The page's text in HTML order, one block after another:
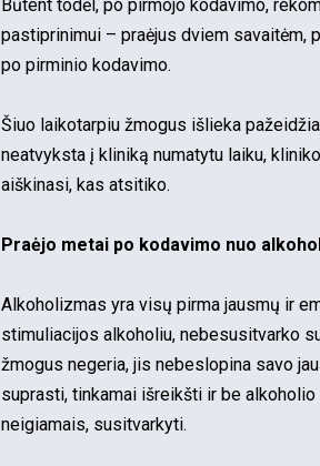
Būtent todėl, po pirmojo kodavimo,
pastiprinimui – praėjus dviem savaitėm,
po pirminio kodavimo.
Šiuo laikotarpiu žmogus išlieka
neatvyksta į kliniką numatytu laiku,
aiškinasi, kas atsitiko.
Praėjo metai po kodavimo nuo
Alkoholizmas yra visų pirma jausmų ir
stimuliacijos alkoholiu, nebesusitvarko
žmogus negeria, jis nebeslopina savo
suprasti, tinkamai išreikšti ir be
neigiamais, susitvarkyti.